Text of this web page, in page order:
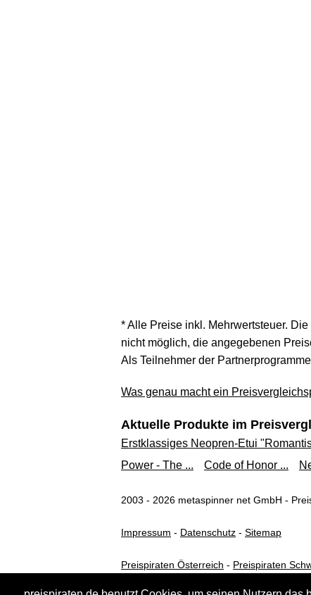
* Alle Preise inkl. Mehrwertsteuer.
nicht möglich, die angegebenen
Als Teilnehmer der
Was genau macht ein
Aktuelle Produkte im
Erstklassiges Neopren-Etui
Power - The ...
Code of Honor ...
2003 - 2026 metaspinner net GmbH -
Impressum - Datenschutz - Sitemap
Preispiraten Österreich - Preispiraten